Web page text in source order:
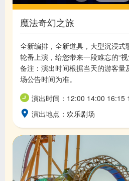
魔法奇幻之旅
全新编排，全新道具，大型沉浸式
轮番上演，给您带来一段难忘的“视
备注：演出时间根据当天的游客量
场公告时间为准。
演出时间：12:00 14:00 16:15
演出地点：欢乐剧场